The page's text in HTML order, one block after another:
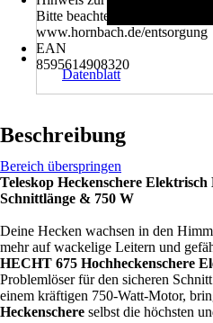
Bitte beachten Sie die
www.hornbach.de/entsorgung
EAN
8595614908320
Datenblatt
Beschreibung
Bereich überspringen
Teleskop Heckenschere
Schnittlänge & 750 W
Deine Hecken wachsen in den
mehr auf wackelige Leitern und
HECHT 675 Hochheckenschere
Problemlöser für den sicheren
einem kräftigen 750-Watt-Motor,
Heckenschere selbst die höchsten